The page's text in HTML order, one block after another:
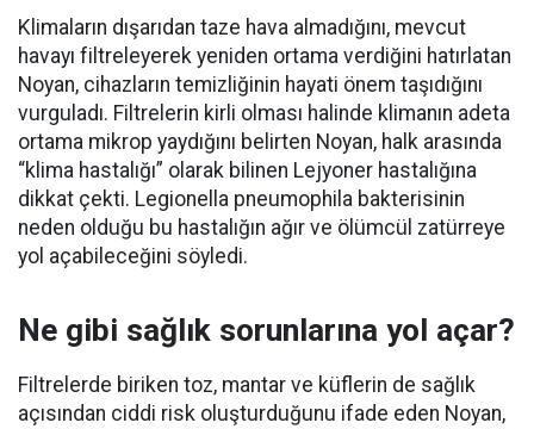
Klimaların dışarıdan taze hava almadığını, mevcut
havayı filtreleyerek yeniden ortama verdiğini hatırlatan
Noyan, cihazların temizliğinin hayati önem taşıdığını
vurguladı. Filtrelerin kirli olması halinde klimanın adeta
ortama mikrop yaydığını belirten Noyan, halk arasında
“klima hastalığı” olarak bilinen Lejyoner hastalığına
dikkat çekti. Legionella pneumophila bakterisinin
neden olduğu bu hastalığın ağır ve ölümcül zatürreye
yol açabileceğini söyledi.
Ne gibi sağlık sorunlarına yol açar?
Filtrelerde biriken toz, mantar ve küflerin de sağlık
açısından ciddi risk oluşturduğunu ifade eden Noyan,